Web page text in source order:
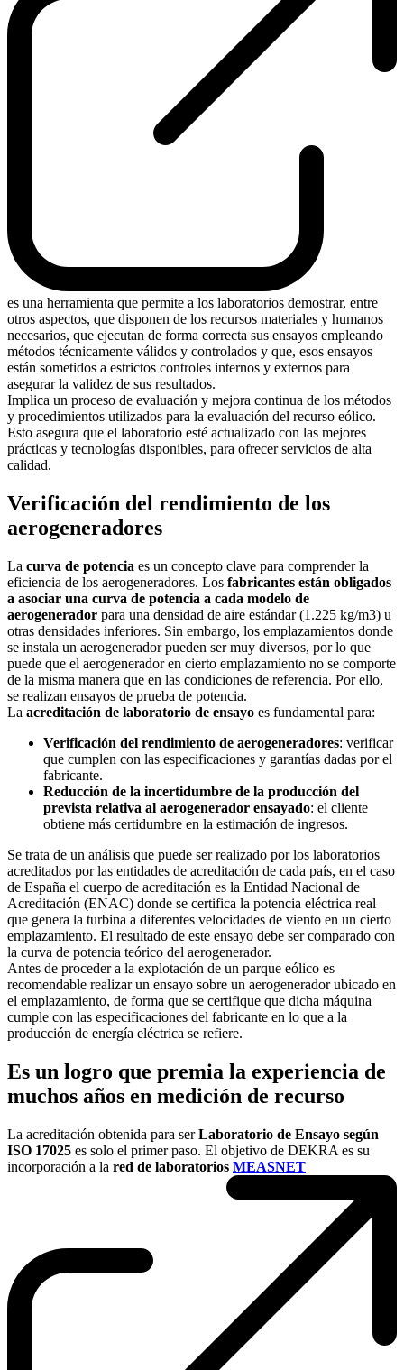
es una herramienta que permite a los laboratorios demostrar, entre
otros aspectos, que disponen de los recursos materiales y humanos
necesarios, que ejecutan de forma correcta sus ensayos empleando
métodos técnicamente válidos y controlados y que, esos ensayos
están sometidos a estrictos controles internos y externos para
asegurar la validez de sus resultados.
Implica un proceso de evaluación y mejora continua de los métodos
y procedimientos utilizados para la evaluación del recurso eólico.
Esto asegura que el laboratorio esté actualizado con las mejores
prácticas y tecnologías disponibles, para ofrecer servicios de alta
calidad.
Verificación del rendimiento de los
aerogeneradores
La curva de potencia es un concepto clave para comprender la
eficiencia de los aerogeneradores. Los fabricantes están obligados
a asociar una curva de potencia a cada modelo de
aerogenerador para una densidad de aire estándar (1.225 kg/m3) u
otras densidades inferiores. Sin embargo, los emplazamientos donde
se instala un aerogenerador pueden ser muy diversos, por lo que
puede que el aerogenerador en cierto emplazamiento no se comporte
de la misma manera que en las condiciones de referencia. Por ello,
se realizan ensayos de prueba de potencia.
La acreditación de laboratorio de ensayo es fundamental para:
Verificación del rendimiento de aerogeneradores: verificar
que cumplen con las especificaciones y garantías dadas por el
fabricante.
Reducción de la incertidumbre de la producción del
prevista relativa al aerogenerador ensayado: el cliente
obtiene más certidumbre en la estimación de ingresos.
Se trata de un análisis que puede ser realizado por los laboratorios
acreditados por las entidades de acreditación de cada país, en el caso
de España el cuerpo de acreditación es la Entidad Nacional de
Acreditación (ENAC) donde se certifica la potencia eléctrica real
que genera la turbina a diferentes velocidades de viento en un cierto
emplazamiento. El resultado de este ensayo debe ser comparado con
la curva de potencia teórico del aerogenerador.
Antes de proceder a la explotación de un parque eólico es
recomendable realizar un ensayo sobre un aerogenerador ubicado en
el emplazamiento, de forma que se certifique que dicha máquina
cumple con las especificaciones del fabricante en lo que a la
producción de energía eléctrica se refiere.
Es un logro que premia la experiencia de
muchos años en medición de recurso
La acreditación obtenida para serLaboratorio de Ensayo según
ISO 17025 es solo el primer paso. El objetivo de DEKRA es su
incorporación a la red de laboratorios MEASNET